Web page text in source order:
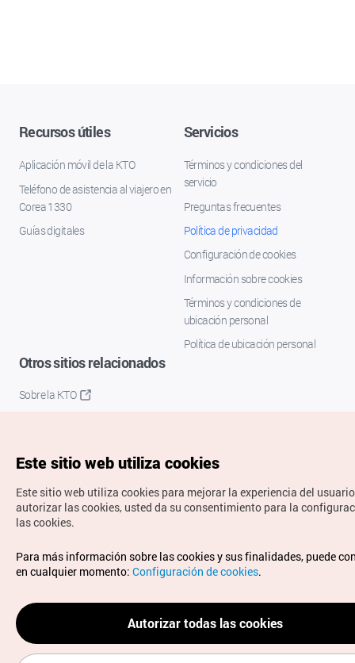
Recursos útiles
Aplicación móvil de la KTO
Teléfono de asistencia al viajero en
Corea 1330
Guías digitales
Servicios
Términos y condiciones del
servicio
Preguntas frecuentes
Política de privacidad
Configuración de cookies
Información sobre cookies
Términos y condiciones de
ubicación personal
Política de ubicación personal
Otros sitios relacionados
Sobre la KTO
Copyrights © Organización de Turismo de Corea. Todos los
derechos reservados.
Para informes de errores y cuestiones relacionadas con el
sitio web, dirija sus consultas al correoelectrónico oficial:
spanish@knto.or.kr
Este sitio web utiliza cookies
Este sitio web utiliza cookies para mejorar la experiencia del
autorizar las cookies, usted da su consentimiento para la
las cookies.
Para más información sobre las cookies y sus finalidades, puede
en cualquier momento: Configuración de cookies.
Autorizar todas las cookies